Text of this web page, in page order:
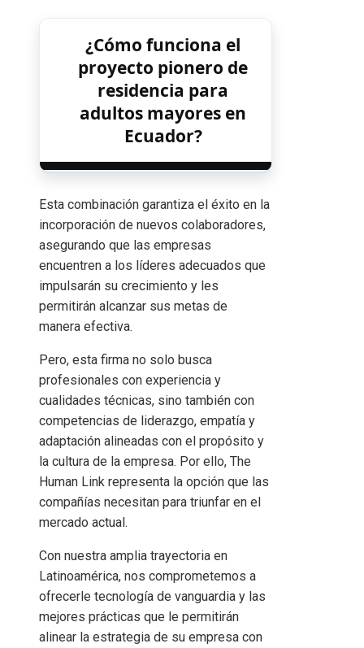
¿Cómo funciona el
proyecto pionero de
residencia para
adultos mayores en
Ecuador?
Esta combinación garantiza el éxito en la
incorporación de nuevos colaboradores,
asegurando que las empresas
encuentren a los líderes adecuados que
impulsarán su crecimiento y les
permitirán alcanzar sus metas de
manera efectiva.
Pero, esta firma no solo busca
profesionales con experiencia y
cualidades técnicas, sino también con
competencias de liderazgo, empatía y
adaptación alineadas con el propósito y
la cultura de la empresa. Por ello, The
Human Link representa la opción que las
compañías necesitan para triunfar en el
mercado actual.
Con nuestra amplia trayectoria en
Latinoamérica, nos comprometemos a
ofrecerle tecnología de vanguardia y las
mejores prácticas que le permitirán
alinear la estrategia de su empresa con